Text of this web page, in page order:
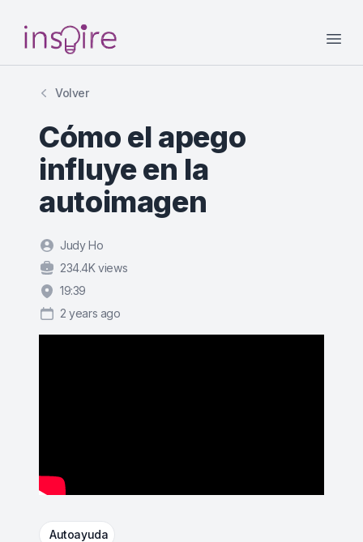
Your Company
Volver
Cómo el apego
influye en la
autoimagen
Judy Ho
234.4K views
19:39
2 years ago
Autoayuda